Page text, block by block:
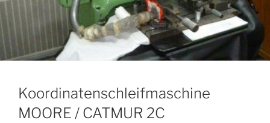
Koordinatenschleifmaschine
MOORE / CATMUR 2C